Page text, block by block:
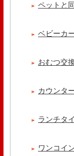
ペットと
ベビーカ
おむつ交
カウンタ
ランチタ
ワンコイ